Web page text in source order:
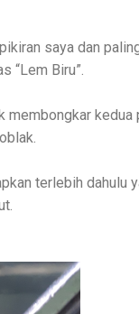
saya dan
“Lem Biru”.
membongkar
terlebih dahulu